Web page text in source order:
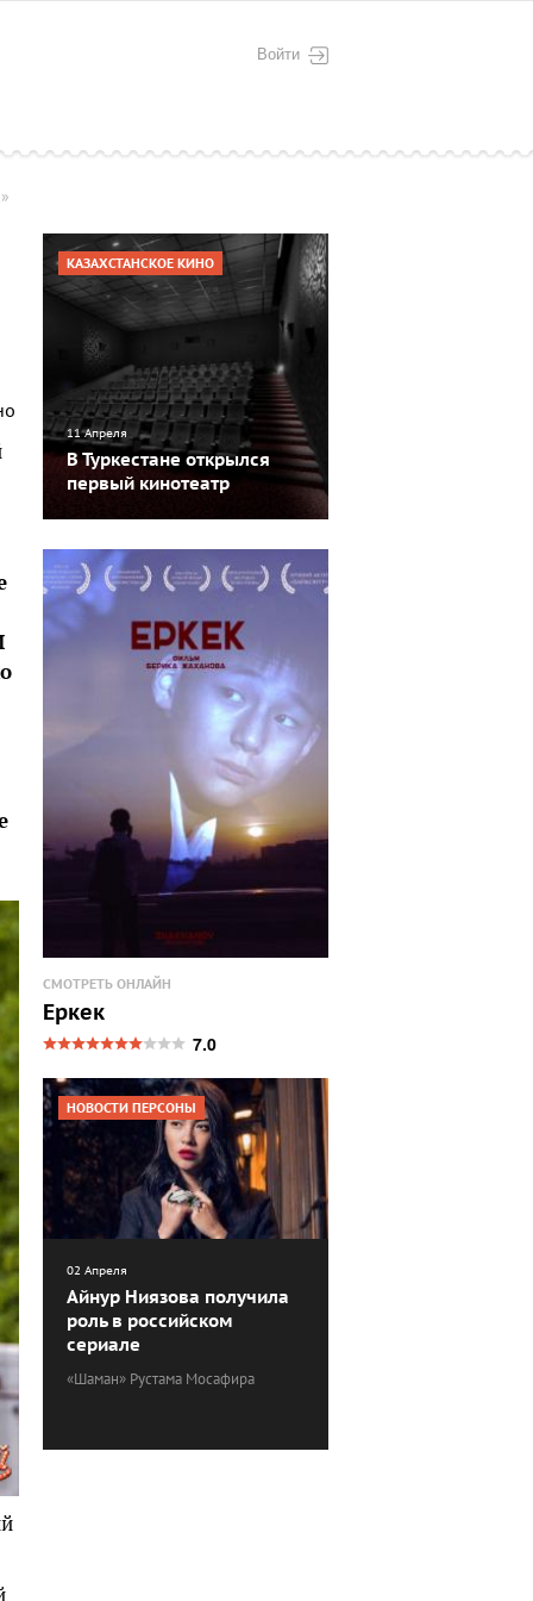
Войти
КАЗАХСТАНСКОЕ КИНО
11 Апреля
В Туркестане открылся
первый кинотеатр
СМОТРЕТЬ ОНЛАЙН
Еркек
7.0
НОВОСТИ ПЕРСОНЫ
02 Апреля
Айнур Ниязова получила
роль в российском
сериале
«Шаман» Рустама Мосафира